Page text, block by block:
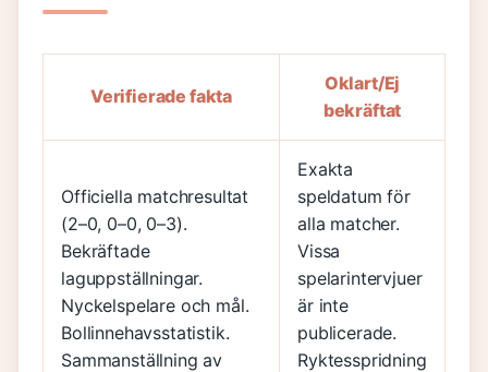
Verifierade fakta
Oklart/Ej
bekräftat
Officiella matchresultat
(2–0, 0–0, 0–3).
Bekräftade
laguppställningar.
Nyckelspelare och mål.
Bollinnehavsstatistik.
Sammanställning av
Exakta
speldatum för
alla matcher.
Vissa
spelarintervjuer
är inte
publicerade.
Ryktesspridning